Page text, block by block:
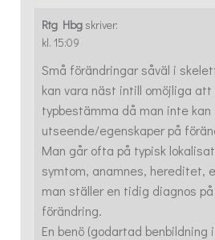
Rtg Hbg skriver:
kl. 15:09
Små förändringar såväl i
kan vara näst intill omöjliga
typbestämma då man inte
utseende/egenskaper på
Man går ofta på typisk
symtom, anamnes, hereditet,
man ställer en tidig diagnos
förändring.
En benö (godartad benbildning